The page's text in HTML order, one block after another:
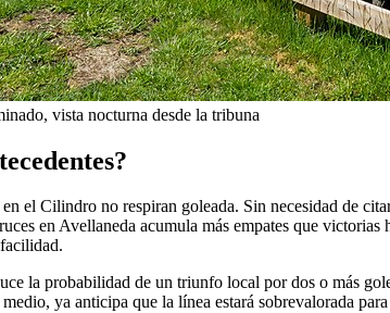
vista nocturna desde la tribuna
el Cilindro no respiran goleada. Sin necesidad de
en Avellaneda acumula más empates que
la probabilidad de un triunfo local por dos o más
ya anticipa que la línea estará sobrevalorada